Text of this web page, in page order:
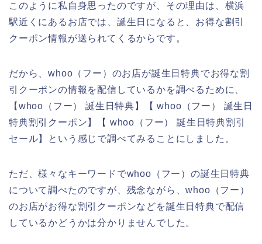
このように私自身思ったのですが、その理由は、横浜
駅近くにあるお店では、誕生日になると、お得な割引
クーポン情報が送られてくるからです。
だから、whoo（フー）のお店が誕生日特典でお得な割
引クーポンの情報を配信しているかを調べるために、
【whoo（フー） 誕生日特典】【 whoo（フー） 誕生日
特典割引クーポン】【 whoo（フー） 誕生日特典割引
セール】という感じで調べてみることにしました。
ただ、様々なキーワードでwhoo（フー）の誕生日特典
について調べたのですが、残念ながら、whoo（フー）
のお店がお得な割引クーポンなどを誕生日特典で配信
しているかどうかは分かりませんでした。